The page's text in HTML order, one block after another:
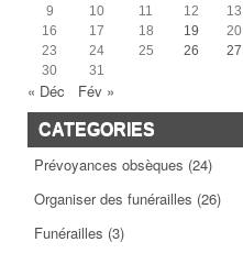
9
10 11 12 13
16
17 18 19 20
23
24 25 26 27
30
31
« Déc Fév »
CATEGORIES
Prévoyances obsèques (24)
Organiser des funérailles (26)
Funérailles (3)